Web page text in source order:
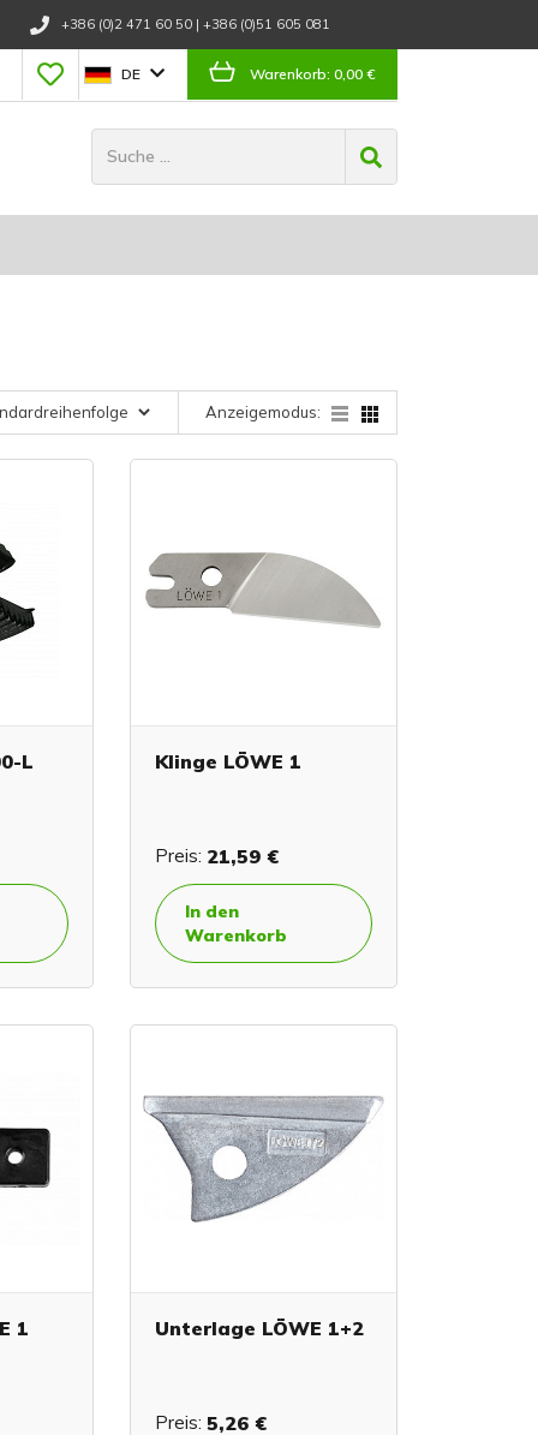
+386 (0)2 471 60 50 | +386 (0)51 605 081
DE Warenkorb: 0,00 €
Anzeigemodus:
L Klinge LÖWE 1
Preis: 21,59 €
In den
Warenkorb
1 Unterlage LÖWE 1+2
Preis: 5,26 €